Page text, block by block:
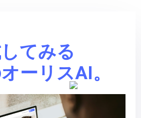
てみる
ーリスAI。